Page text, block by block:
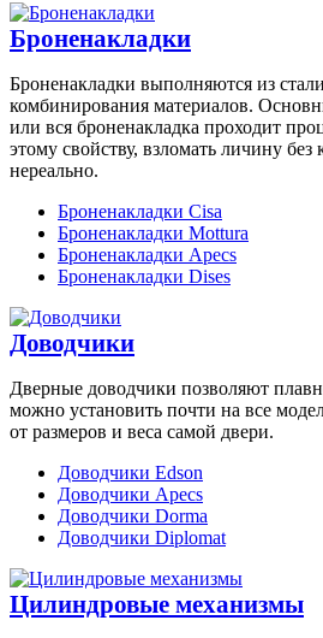
Броненакладки
Броненакладки выполняются из
комбинирования материалов.
или вся броненакладка проходит
этому свойству, взломать личину без
нереально.
Броненакладки Cisa
Броненакладки Mottura
Броненакладки Apecs
Броненакладки Dises
Доводчики
Дверные доводчики позволяют
можно установить почти на все
от размеров и веса самой двери.
Доводчики Edson
Доводчики Apecs
Доводчики Dorma
Доводчики Diplomat
Цилиндровые механизмы